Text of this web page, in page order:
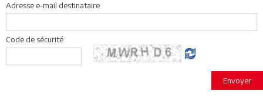
Adresse e-mail destinataire
Code de sécurité
Envoyer